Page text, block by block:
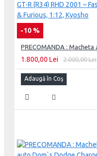
-10 %
1.800,00 Lei 2.000,00 Lei
Adaugă în Coş